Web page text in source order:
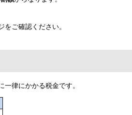
ご確認ください。
律にかかる税金です。